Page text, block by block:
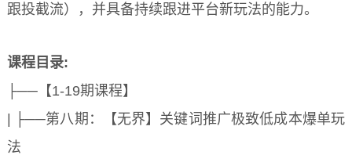
跟投截流），并具备持续跟进平台新玩法的能力。
课程目录:
├──【1-19期课程】
| ├──第八期：【无界】关键词推广极致低成本爆单玩
法